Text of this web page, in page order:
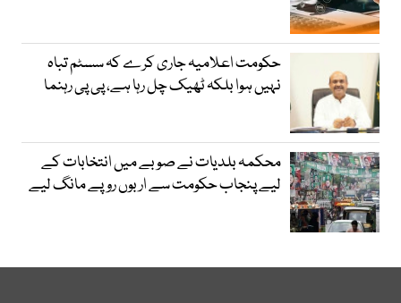
حکومت اعلامیہ جاری کرے کہ سسٹم تباہ
نہیں ہوا بلکہ ٹھیک چل رہا ہے، پی پی رہنما
محکمہ بلدیات نے صوبے میں انتخابات کے
لیے پنجاب حکومت سے اربوں روپے مانگ لیے